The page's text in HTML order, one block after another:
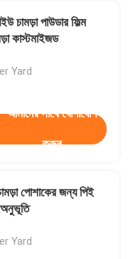
চামড়া পাউডার ফিল্ম
কাস্টমাইজড
Yard
আমাদের সাথে যোগাযোগ
করুন
পোশাকের জন্য পিই
অনুভূতি
Yard